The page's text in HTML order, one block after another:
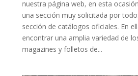
nuestra página web, en esta
una sección muy solicitada por
sección de catálogos oficiales. En
encontrar una amplia variedad de
magazines y folletos de...